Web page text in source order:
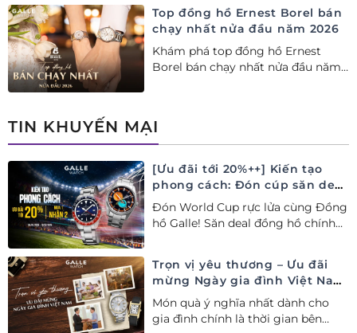
Top đồng hồ Ernest Borel bán
chạy nhất nửa đầu năm 2026
Khám phá top đồng hồ Ernest
Borel bán chạy nhất nửa đầu năm
TIN KHUYẾN MẠI
[Ưu đãi tới 20%++] Kiến tạo
phong cách: Đón cúp săn deal
– Siêu ưu đãi đồng hành cùng
World Cup
Đón World Cup rực lửa cùng Đồng
hồ Galle! Săn deal đồng hồ chính
Trọn vị yêu thương – Ưu đãi
mừng Ngày gia đình Việt Nam
28/06
Món quà ý nghĩa nhất dành cho
gia đình chính là thời gian bên